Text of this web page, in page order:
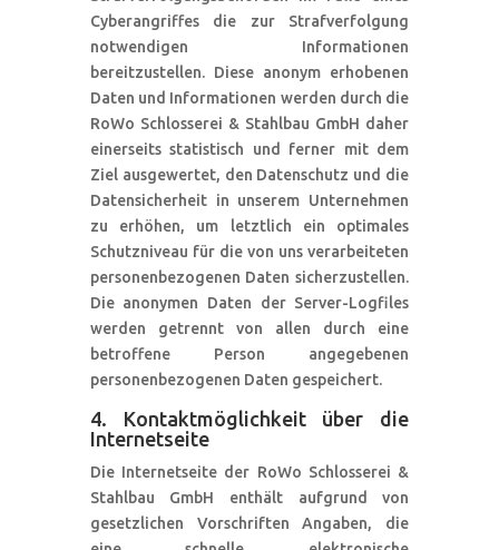
Cyberangriffes die zur Strafverfolgung
notwendigen Informationen
bereitzustellen. Diese anonym erhobenen
Daten und Informationen werden durch die
RoWo Schlosserei & Stahlbau GmbH daher
einerseits statistisch und ferner mit dem
Ziel ausgewertet, den Datenschutz und die
Datensicherheit in unserem Unternehmen
zu erhöhen, um letztlich ein optimales
Schutzniveau für die von uns verarbeiteten
personenbezogenen Daten sicherzustellen.
Die anonymen Daten der Server-Logfiles
werden getrennt von allen durch eine
betroffene Person angegebenen
personenbezogenen Daten gespeichert.
4. Kontaktmöglichkeit über die
Internetseite
Die Internetseite der RoWo Schlosserei &
Stahlbau GmbH enthält aufgrund von
gesetzlichen Vorschriften Angaben, die